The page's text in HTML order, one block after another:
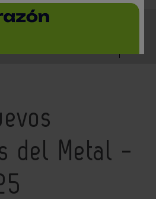
Catálogos del Metal - Mayo 2025
del Metal -